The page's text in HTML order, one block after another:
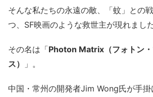
そんな私たちの永遠の敵、「蚊」との
つ、SF映画のような救世主が現れました
その名は「Photon Matrix（フォトン・
ス）
」。
中国・常州の開発者Jim Wong氏が手掛